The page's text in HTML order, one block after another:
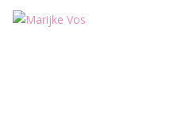
Skip